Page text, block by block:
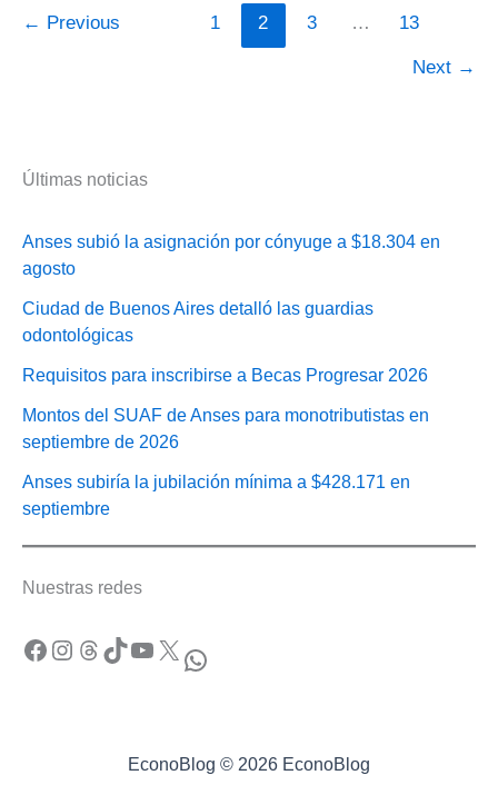
← Previous 1 2 3 … 13
Next →
Últimas noticias
Anses subió la asignación por cónyuge a $18.304 en
agosto
Ciudad de Buenos Aires detalló las guardias
odontológicas
Requisitos para inscribirse a Becas Progresar 2026
Montos del SUAF de Anses para monotributistas en
septiembre de 2026
Anses subiría la jubilación mínima a $428.171 en
septiembre
Nuestras redes
Facebook Instagram Threads TikTok YouTube X WhatsApp
EconoBlog © 2026 EconoBlog